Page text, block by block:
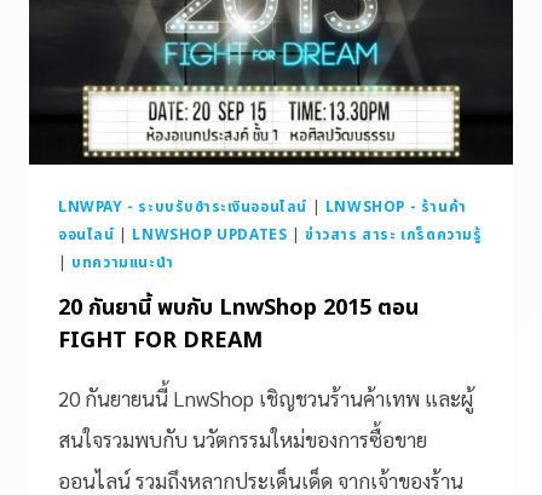
LNWPAY - ระบบรับชำระเงินออนไลน์ | LNWSHOP - ร้านค้า
ออนไลน์ | LNWSHOP UPDATES |ข่าวสาร สาระ เกร็ดความรู้
| บทความแนะนำ
20 กันยานี้ พบกับ LnwShop 2015 ตอน
FIGHT FOR DREAM
20 กันยายนนี้ LnwShop เชิญชวนร้านค้าเทพ และผู้
สนใจรวมพบกับ นวัตกรรมใหม่ของการซื้อขาย
ออนไลน์ รวมถึงหลากประเด็นเด็ด จากเจ้าของร้าน